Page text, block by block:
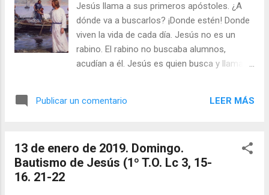
del pecado, de las cosas que dañan a las
personas. Su autoridad está en que viene a
Lecturas del Día (+ Leer ). | Evangelio y
Meditación (+ Leer ) | | Santo del día (+ Leer
Jesús llama a sus primeros apóstoles. ¿A
dónde va a buscarlos? ¡Donde estén! Donde
viven la vida de cada día. Jesús no es un
rabino. El rabino no buscaba alumnos,
acudían a él. Jesús es quien busca y llama y
autónoma. - No por una adhesión intelectual
un pensamiento nuevo. Jesús es Dios y a
Dios se sigue ciegamente. Nosotros
Publicar un comentario LEER MÁS
13 de enero de 2019. Domingo.
Bautismo de Jesús (1º T.O. Lc 3, 15-
16. 21-22